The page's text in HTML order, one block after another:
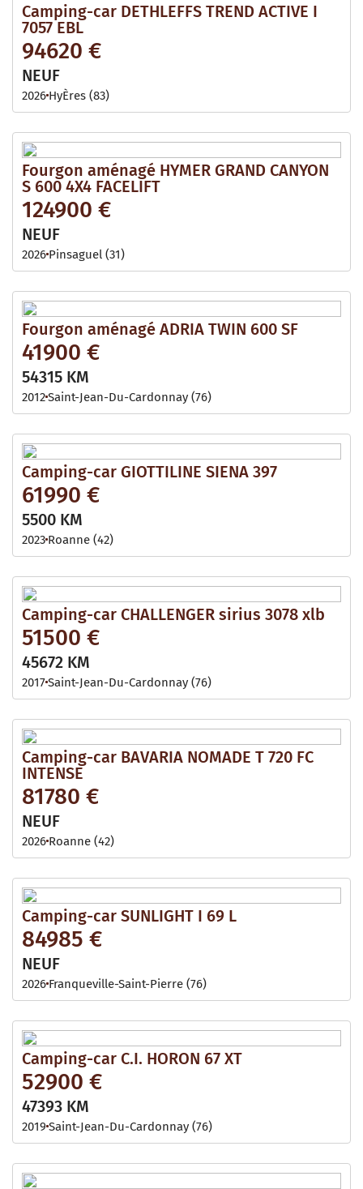
Camping-car DETHLEFFS TREND ACTIVE I
7057 EBL
94620 €
NEUF
2026 HyÈres (83)
Fourgon aménagé HYMER GRAND CANYON
S 600 4X4 FACELIFT
124900 €
NEUF
2026 Pinsaguel (31)
Fourgon aménagé ADRIA TWIN 600 SF
41900 €
54315 KM
2012Saint-Jean-Du-Cardonnay (76)
Camping-car GIOTTILINE SIENA 397
61990 €
5500 KM
2023 Roanne (42)
Camping-car CHALLENGER sirius 3078 xlb
51500 €
45672 KM
2017Saint-Jean-Du-Cardonnay (76)
Camping-car BAVARIA NOMADE T 720 FC
INTENSE
81780 €
NEUF
2026 Roanne (42)
Camping-car SUNLIGHT I 69 L
84985 €
NEUF
2026 Franqueville-Saint-Pierre (76)
Camping-car C.I. HORON 67 XT
52900 €
47393 KM
2019 Saint-Jean-Du-Cardonnay (76)